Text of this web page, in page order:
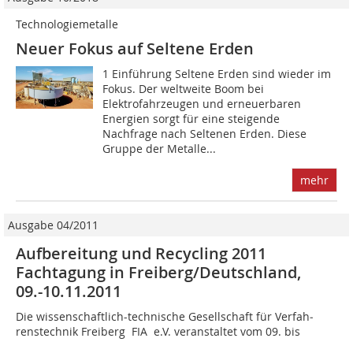
Technologiemetalle
Neuer Fokus auf Seltene Erden
1 Einführung Seltene Erden sind wieder im
Fokus. Der weltweite Boom bei
Elektrofahrzeugen und erneuerbaren
Energien sorgt für eine steigende
Nachfrage nach Seltenen Erden. Diese
Gruppe der Metalle...
mehr
Ausgabe 04/2011
Aufbereitung und Recycling 2011
Fachtagung in Freiberg/Deutschland,
09.-10.11.2011
Die wissenschaftlich-technische Gesellschaft für Ver­fah­
renstechnik Freiberg  FIA  e.V. veranstaltet vom 09. bis